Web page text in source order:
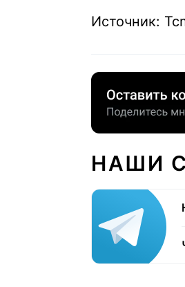
Источник:
НАШИ